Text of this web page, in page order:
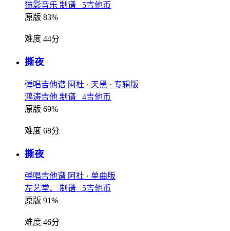
猫影音乐 制谱 5吉他币
原版 83%
难度 44分
撕夜
弹唱吉他谱 阿杜 · 天黑 · 专辑版
鸿涛吉他 制谱 4吉他币
原版 69%
难度 68分
撕夜
弹唱吉他谱 阿杜 · 单曲版
左艺堂、 制谱 5吉他币
原版 91%
难度 46分